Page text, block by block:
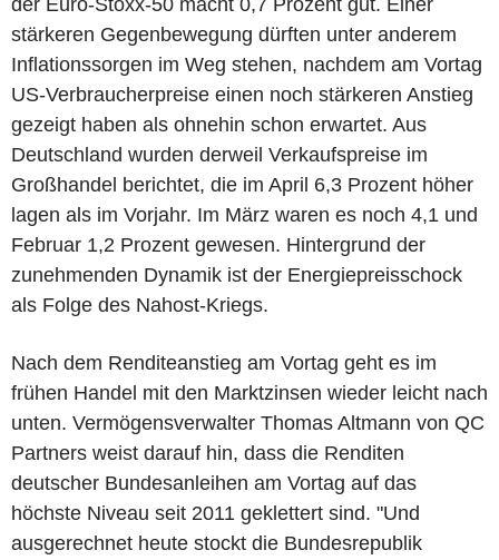
stärkeren Gegenbewegung dürften unter anderem
Inflationssorgen im Weg stehen, nachdem am Vortag
US-Verbraucherpreise einen noch stärkeren Anstieg
gezeigt haben als ohnehin schon erwartet. Aus
Deutschland wurden derweil Verkaufspreise im
Großhandel berichtet, die im April 6,3 Prozent höher
lagen als im Vorjahr. Im März waren es noch 4,1 und
Februar 1,2 Prozent gewesen. Hintergrund der
zunehmenden Dynamik ist der Energiepreisschock
als Folge des Nahost-Kriegs.
Nach dem Renditeanstieg am Vortag geht es im
frühen Handel mit den Marktzinsen wieder leicht nach
unten. Vermögensverwalter Thomas Altmann von QC
Partners weist darauf hin, dass die Renditen
deutscher Bundesanleihen am Vortag auf das
höchste Niveau seit 2011 geklettert sind. "Und
ausgerechnet heute stockt die Bundesrepublik